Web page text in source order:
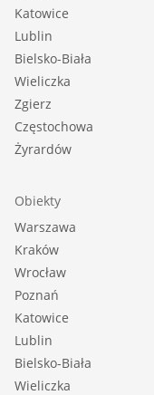
Katowice
Lublin
Bielsko-Biała
Wieliczka
Zgierz
Częstochowa
Żyrardów
Obiekty
Warszawa
Kraków
Wrocław
Poznań
Katowice
Lublin
Bielsko-Biała
Wieliczka